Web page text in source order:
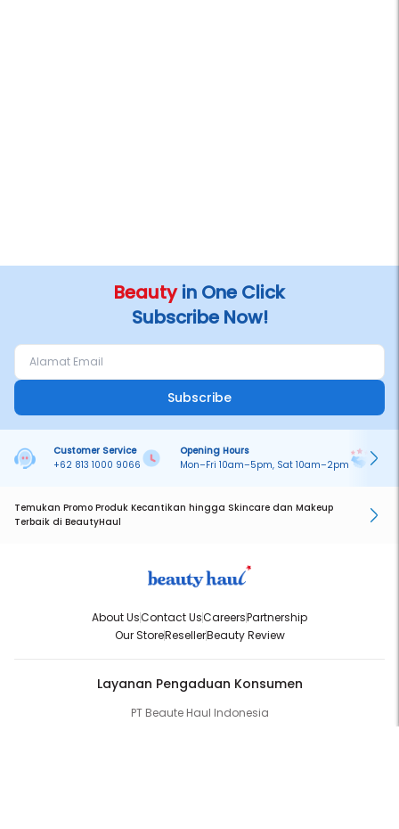
Beautyin One Click
Subscribe Now!
Subscribe
Customer Service
+62 813 1000 9066
Opening Hours
Mon–Fri 10am–5pm, Sat 10am–2pm
Temukan Promo Produk Kecantikan hingga Skincare dan Makeup
Terbaik di BeautyHaul
About UsContact UsCareersPartnership
Our StoreResellerBeauty Review
Layanan Pengaduan Konsumen
PT Beaute Haul Indonesia